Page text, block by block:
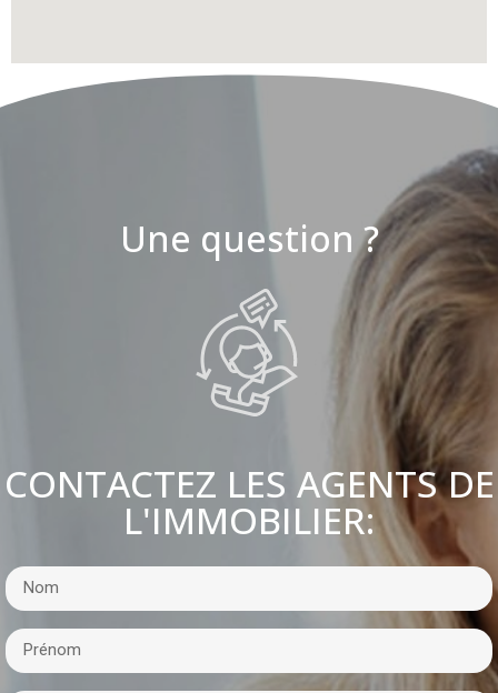
Une question ?
CONTACTEZ LES AGENTS DE
L'IMMOBILIER: